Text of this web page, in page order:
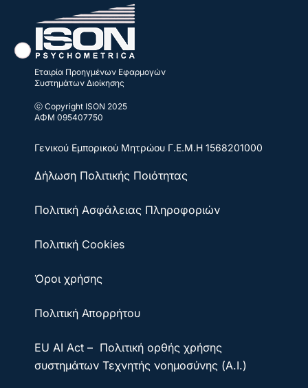
Εταιρία Προηγμένων Εφαρμογών
Συστημάτων Διοίκησης
ⓒ Copyright ISON 2025
ΑΦΜ 095407750
Γενικού Εμπορικού Μητρώου Γ.Ε.Μ.Η 1568201000
Δήλωση Πολιτικής Ποιότητας
Πολιτική Ασφάλειας Πληροφοριών
Πολιτική Cookies
Όροι χρήσης
Πολιτική Απορρήτου
EU AI Act – Πολιτική ορθής χρήσης
συστημάτων Τεχνητής νοημοσύνης (A.I.)